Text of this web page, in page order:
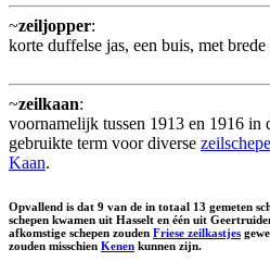
~zeiljopper:
korte duffelse jas, een buis, met
~zeilkaan:
voornamelijk tussen 1913 en 1916 in
gebruikte term voor diverse
Kaan.
Opvallend is dat 9 van de in totaal 13 gemeten
schepen kwamen uit Hasselt en één uit
afkomstige schepen zouden Friese zeilkastjes
zouden misschien Kenen kunnen zijn.